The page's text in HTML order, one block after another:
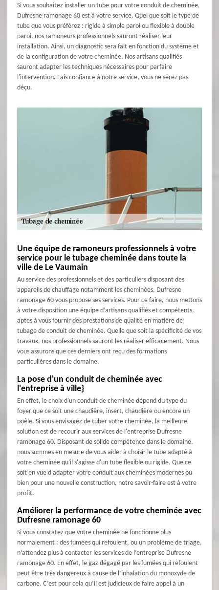
Si vous souhaitez installer un tube pour votre conduit de cheminée,
Dufresne ramonage 60 est à votre service. Quel que soit le type de
tube que vous préférez : rigide à simple paroi ou flexible à double
paroi, nos ramoneurs professionnels sauront réaliser leur
installation. Ainsi, un diagnostic sera fait en fonction du système et
de la configuration de votre cheminée. Nos artisans qualifiés
sauront adapter les techniques nécessaires pour parfaire
l'intervention. Fais confiance à notre service, vous ne serez pas
déçu.
Une équipe de ramoneurs professionnels à votre
service pour le tubage cheminée dans toute la
ville de Le Vaumain
Au service des professionnels et des particuliers disposant des
appareils de chauffage notamment les cheminées, Dufresne
ramonage 60 vous propose ses services. Pour ce faire, nous mettons
à votre disposition une équipe d’artisans qualifiés et compétents,
aptes à vous fournir des prestations de qualité en matière de
tubage de conduit de cheminée. Quelle que soit la spécificité de vos
travaux, nos professionnels sauront les réaliser efficacement. Nous
vous assurons que ces derniers ont reçu des formations
particulières dans le domaine.
La pose d'un conduit de cheminée avec
l'entreprise à ville}
En effet, le choix d'un conduit de cheminée dépend du type du
foyer que ce soit une chaudière, insert, chaudière ou encore un
poêle. Si vous envisagez de tuber votre cheminée, la meilleure
solution est de recourir aux services de l'entreprise Dufresne
ramonage 60. Disposant de solide compétence dans le domaine,
nous sommes en mesure de vous aider à choisir le tube adapté à
votre cheminée qu'il s'agisse d'un tube flexible ou rigide. Que ce
soit en vue d'adapter votre conduit aux cheminées modernes ou
bien pour une nouvelle construction, notre savoir-faire est à votre
profit.
Améliorer la performance de votre cheminée avec
Dufresne ramonage 60
Si vous constatez que votre cheminée ne fonctionne plus
normalement : des fumées qui refoulent, ou un problème de triage,
n’attendez plus à contacter les services de l’entreprise Dufresne
ramonage 60. En effet, le gaz dégagé par les fumées qui refoulent
peut être très dangereux à cause de l’inhalation du monoxyde de
carbone. C’est pour cela qu’il est judicieux de faire appel à un